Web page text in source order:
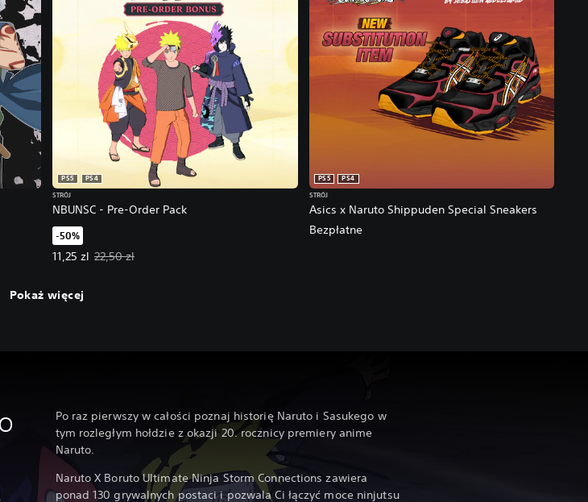
27,00 zl.
NBUNSC - Pre-Order Pack
PS5
PS4
STRÓJ
-50%
11,25 zl
Oferowana cena: 11,25 zl. Pierwotna cena: 22,50 zl.
22,50 zl
Asics x Naruto Shippuden Special Sneakers
PS5
PS4
STRÓJ
Bezpłatne
Pokaż więcej
Po raz pierwszy w całości poznaj historię Naruto i Sasukego w
tym rozległym hołdzie z okazji 20. rocznicy premiery anime
Naruto.
Naruto X Boruto Ultimate Ninja Storm Connections zawiera
ponad 130 grywalnych postaci i pozwala Ci łączyć moce ninjutsu